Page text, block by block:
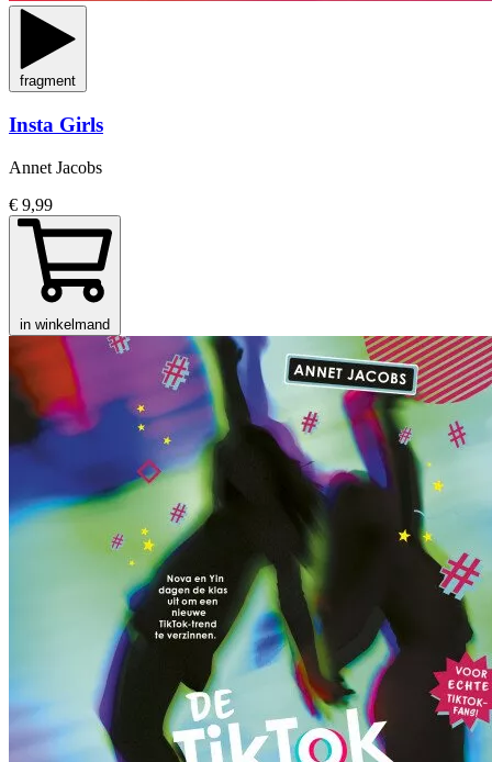
fragment
Insta Girls
Annet Jacobs
€ 9,99
in winkelmand